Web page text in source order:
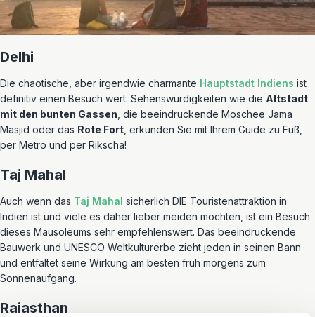
Delhi
Die chaotische, aber irgendwie charmante Hauptstadt Indiens ist
definitiv einen Besuch wert. Sehenswürdigkeiten wie die Altstadt
mit den bunten Gassen , die beeindruckende Moschee Jama
Masjid oder das Rote Fort , erkunden Sie mit Ihrem Guide zu Fuß,
per Metro und per Rikscha!
Taj Mahal
Auch wenn das Taj Mahal sicherlich DIE Touristenattraktion in
Indien ist und viele es daher lieber meiden möchten, ist ein Besuch
dieses Mausoleums sehr empfehlenswert. Das beeindruckende
Bauwerk und UNESCO Weltkulturerbe zieht jeden in seinen Bann
und entfaltet seine Wirkung am besten früh morgens zum
Sonnenaufgang.
Rajasthan